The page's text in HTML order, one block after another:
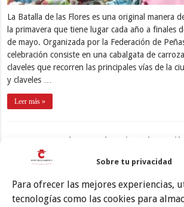
Sobre tu privacidad
Para ofrecer las mejores experiencias,
tecnologías como las cookies para
La Batalla de las Flores es una original manera
la primavera que tiene lugar cada año a finales
de mayo. Organizada por la Federación de
celebración consiste en una cabalgata de
claveles que recorren las principales vías de la
y claveles …
Leer más »
Certamen de Academias de Baile